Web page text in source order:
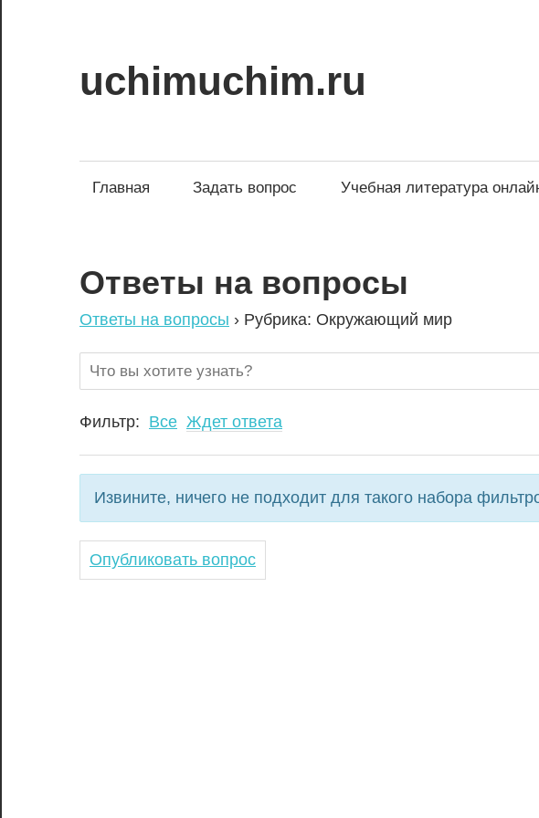
content
uchimuchim.ru
Главная Задать вопрос Учебная литература
Ответы на вопросы
Ответы на вопросы › Рубрика: Окружающий мир
Фильтр: Все Ждет ответа
Извините, ничего не подходит для такого набора
Опубликовать вопрос